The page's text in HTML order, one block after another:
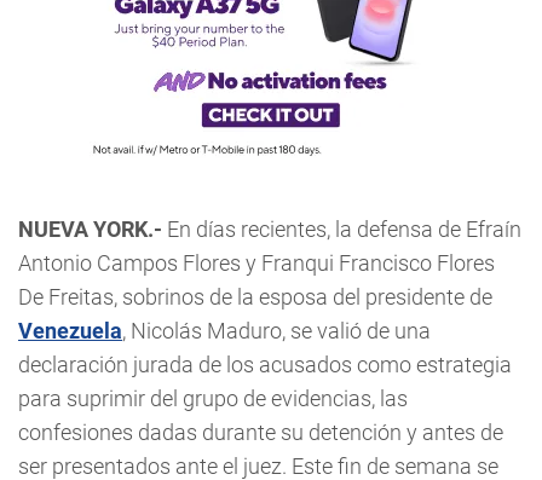
NUEVA YORK.- En días recientes, la defensa de Efraín
Antonio Campos Flores y Franqui Francisco Flores
De Freitas, sobrinos de la esposa del presidente de
Venezuela, Nicolás Maduro, se valió de una
declaración jurada de los acusados como estrategia
para suprimir del grupo de evidencias, las
confesiones dadas durante su detención y antes de
ser presentados ante el juez. Este fin de semana se